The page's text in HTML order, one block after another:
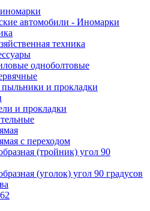
автомобили - Иномарки
техника
одноболтовые
и прокладки
и прокладки
с переходом
(тройник) угол 90
(уголок) угол 90 градусов